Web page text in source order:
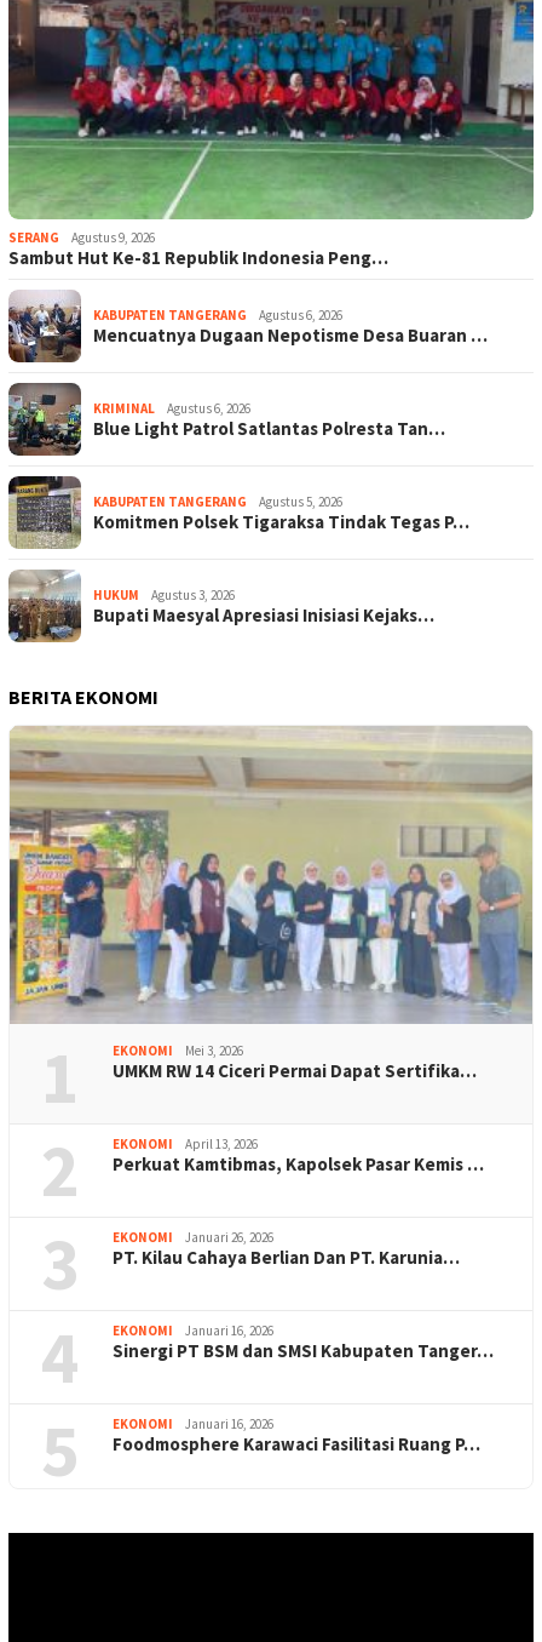
SERANG Agustus 9, 2026
Sambut Hut Ke-81 Republik Indonesia Peng…
KABUPATEN TANGERANG Agustus 6, 2026
Mencuatnya Dugaan Nepotisme Desa Buaran …
KRIMINAL Agustus 6, 2026
Blue Light Patrol Satlantas Polresta Tan…
KABUPATEN TANGERANG Agustus 5, 2026
Komitmen Polsek Tigaraksa Tindak Tegas P…
HUKUM Agustus 3, 2026
Bupati Maesyal Apresiasi Inisiasi Kejaks…
BERITA EKONOMI
1 EKONOMI Mei 3, 2026
UMKM RW 14 Ciceri Permai Dapat Sertifika…
2 EKONOMI April 13, 2026
Perkuat Kamtibmas, Kapolsek Pasar Kemis …
3 EKONOMI Januari 26, 2026
PT. Kilau Cahaya Berlian Dan PT. Karunia…
4 EKONOMI Januari 16, 2026
Sinergi PT BSM dan SMSI Kabupaten Tanger…
5 EKONOMI Januari 16, 2026
Foodmosphere Karawaci Fasilitasi Ruang P…